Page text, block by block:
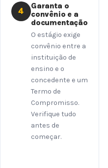
4
Garanta o
convênio e a
documentação
O estágio exige
convênio entre a
instituição de
ensino e o
concedente e um
Termo de
Compromisso.
Verifique tudo
antes de
começar.